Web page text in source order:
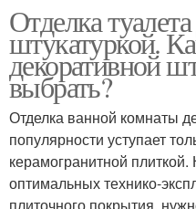
Отделка
штукатуркой.
декоративной
выбрать?
Отделка ванной комнаты
популярности уступает
керамогранитной
оптимальных технико-